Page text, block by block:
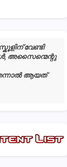
വേണ്ടി
അസൈന്മെന്റു
ആയത്